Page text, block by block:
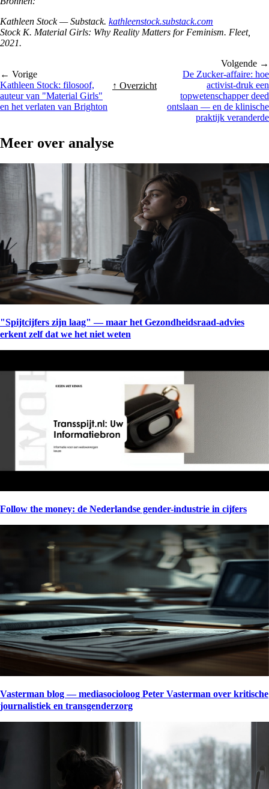
Kathleen Stock — Substack. kathleenstock.substack.com
Stock K. Material Girls: Why Reality Matters for Feminism. Fleet,
2021.
← Vorige
Kathleen Stock: filosoof,
auteur van "Material Girls"
en het verlaten van Brighton
↑ Overzicht
Volgende →
De Zucker-affaire: hoe
activist-druk een
topwetenschapper deed
ontslaan — en de klinische
praktijk veranderde
Meer over analyse
"Spijtcijfers zijn laag" — maar het Gezondheidsraad-advies
erkent zelf dat we het niet weten
Follow the money: de Nederlandse gender-industrie in cijfers
Vasterman blog — mediasocioloog Peter Vasterman over kritische
journalistiek en transgenderzorg